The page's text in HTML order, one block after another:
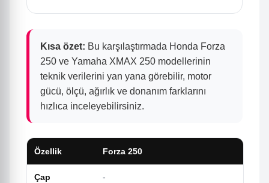
Kısa özet: Bu karşılaştırmada Honda Forza
250 ve Yamaha XMAX 250 modellerinin
teknik verilerini yan yana görebilir, motor
gücü, ölçü, ağırlık ve donanım farklarını
hızlıca inceleyebilirsiniz.
Özellik Forza 250
Çap -